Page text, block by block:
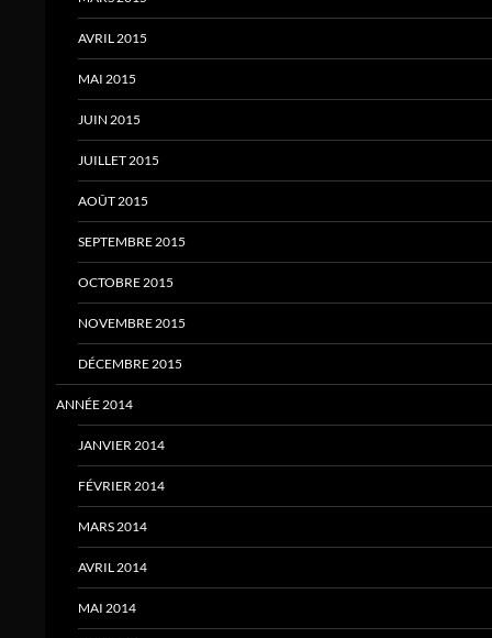
AVRIL 2015
MAI 2015
JUIN 2015
JUILLET 2015
AOÛT 2015
SEPTEMBRE 2015
OCTOBRE 2015
NOVEMBRE 2015
DÉCEMBRE 2015
ANNÉE 2014
JANVIER 2014
FÉVRIER 2014
MARS 2014
AVRIL 2014
MAI 2014